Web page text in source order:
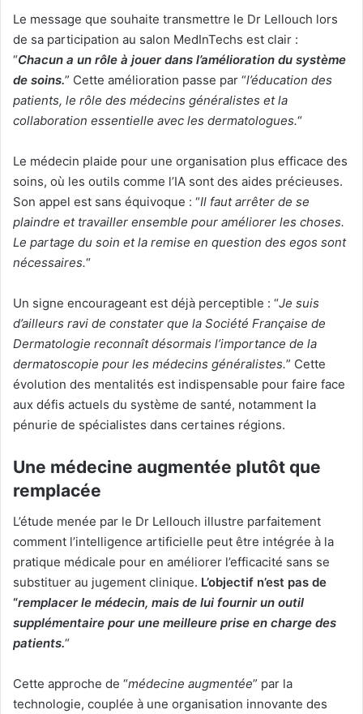
Le message que souhaite transmettre le Dr Lellouch lors
de sa participation au salon MedInTechs est clair :
“Chacun a un rôle à jouer dans l’amélioration du système
de soins.” Cette amélioration passe par “l’éducation des
patients, le rôle des médecins généralistes et la
collaboration essentielle avec les dermatologues.“
Le médecin plaide pour une organisation plus efficace des
soins, où les outils comme l’IA sont des aides précieuses.
Son appel est sans équivoque : “Il faut arrêter de se
plaindre et travailler ensemble pour améliorer les choses.
Le partage du soin et la remise en question des egos sont
nécessaires.“
Un signe encourageant est déjà perceptible : “Je suis
d’ailleurs ravi de constater que la Société Française de
Dermatologie reconnaît désormais l’importance de la
dermatoscopie pour les médecins généralistes.” Cette
évolution des mentalités est indispensable pour faire face
aux défis actuels du système de santé, notamment la
pénurie de spécialistes dans certaines régions.
Une médecine augmentée plutôt que
remplacée
L’étude menée par le Dr Lellouch illustre parfaitement
comment l’intelligence artificielle peut être intégrée à la
pratique médicale pour en améliorer l’efficacité sans se
substituer au jugement clinique. L’objectif n’est pas de
“remplacer le médecin, mais de lui fournir un outil
supplémentaire pour une meilleure prise en charge des
patients.“
Cette approche de “médecine augmentée” par la
technologie, couplée à une organisation innovante des